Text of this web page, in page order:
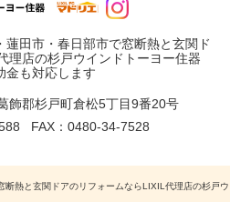
田市・春日部市で窓断熱と玄関ド
理店の杉戸ウインドトーヨー住器
金も対応します
飾郡杉戸町倉松5丁目9番20号
FAX：0480-34-7528
熱と玄関ドアのリフォームならLIXIL代理店の杉戸ウ